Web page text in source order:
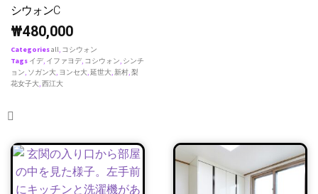
シウォンC
₩480,000
Categoriesall, コシウォン
Tags イデ, イファヨデ, コシウォン, シンチ
ョン, ソガン大, ヨンセ大,延世大,新村,梨
花女子大,西江大